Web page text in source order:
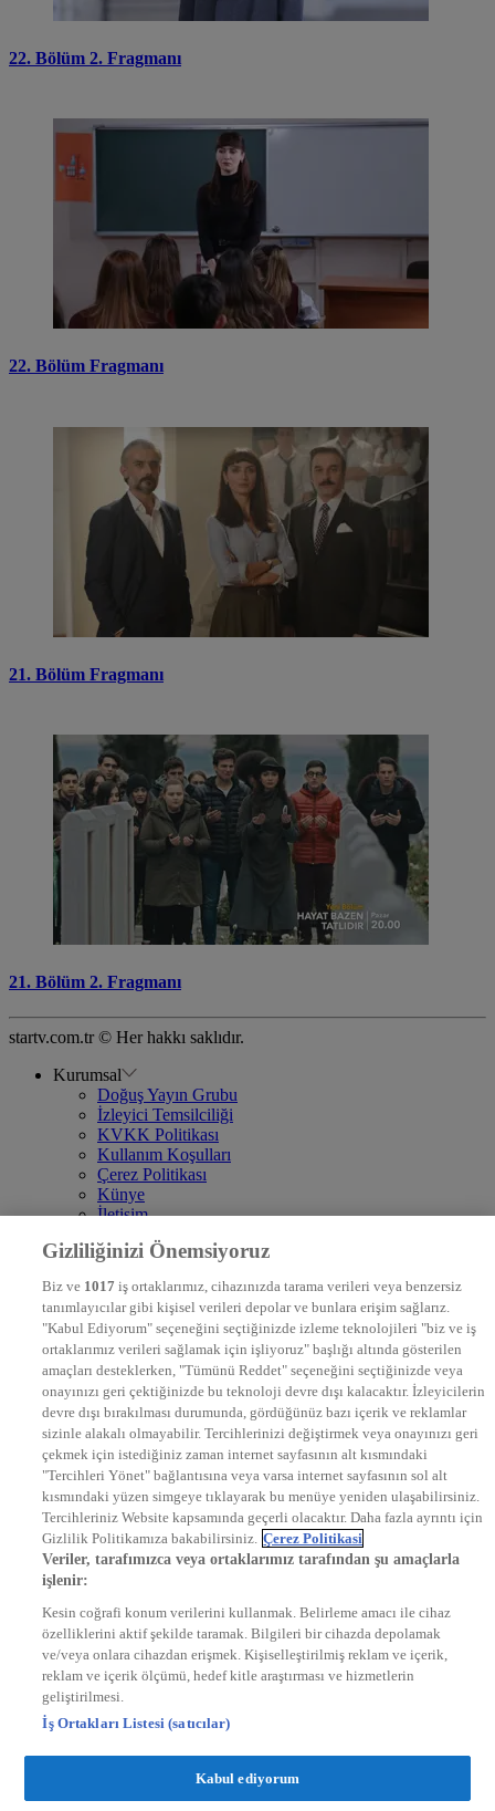
22. Bölüm 2. Fragmanı
22. Bölüm Fragmanı
21. Bölüm Fragmanı
21. Bölüm 2. Fragmanı
startv.com.tr © Her hakkı saklıdır.
Kurumsal
Doğuş Yayın Grubu
İzleyici Temsilciliği
KVKK Politikası
Kullanım Koşulları
Çerez Politikası
Künye
İletişim
DYG Televizyonlar
STAR
EURO STAR
KRAL POP TV
DYG Radyolar
NTV RADYO
KRAL FM
KRAL POP
EKSEN
VOYAGE
DYG Dijital
ntv.com.tr
ntvspor.net
secim.ntv.com.tr
startv.com.tr
kralmuzik.com.tr
Gizliliğinizi Önemsiyoruz
Biz ve 1017 iş ortaklarımız, cihazınızda tarama verileri veya benzersiz
tanımlayıcılar gibi kişisel verileri depolar ve bunlara erişim sağlarız.
"Kabul Ediyorum" seçeneğini seçtiğinizde izleme teknolojileri "biz ve iş
ortaklarımız verileri sağlamak için işliyoruz" başlığı altında gösterilen
amaçları desteklerken, "Tümünü Reddet" seçeneğini seçtiğinizde veya
onayınızı geri çektiğinizde bu teknoloji devre dışı kalacaktır. İzleyicilerin
devre dışı bırakılması durumunda, gördüğünüz bazı içerik ve reklamlar
sizinle alakalı olmayabilir. Tercihlerinizi değiştirmek veya onayınızı geri
çekmek için istediğiniz zaman internet sayfasının alt kısmındaki
"Tercihleri Yönet" bağlantısına veya varsa internet sayfasının sol alt
kısmındaki yüzen simgeye tıklayarak bu menüye yeniden ulaşabilirsiniz.
Tercihleriniz Website kapsamında geçerli olacaktır. Daha fazla ayrıntı için
Gizlilik Politikamıza bakabilirsiniz. Çerez Politikasi
Veriler, tarafımızca veya ortaklarımız tarafından şu amaçlarla
işlenir:
Kesin coğrafi konum verilerini kullanmak. Belirleme amacı ile cihaz
özelliklerini aktif şekilde taramak. Bilgileri bir cihazda depolamak
ve/veya onlara cihazdan erişmek. Kişiselleştirilmiş reklam ve içerik,
reklam ve içerik ölçümü, hedef kitle araştırması ve hizmetlerin
geliştirilmesi.
İş Ortakları Listesi (satıcılar)
Kabul ediyorum